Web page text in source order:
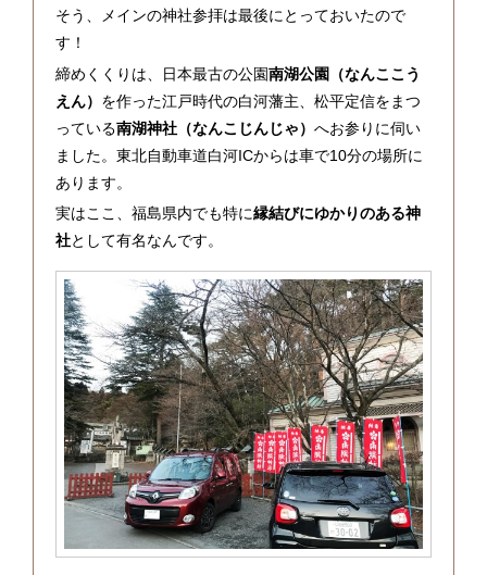
そう、メインの神社参拝は最後にとっておいたので
す！
締めくくりは、日本最古の公園南湖公園（なんここう
えん） を作った江戸時代の白河藩主、松平定信をまつ
っている南湖神社（なんこじんじゃ） へお参りに伺い
ました。東北自動車道白河ICからは車で10分の場所に
あります。
実はここ、福島県内でも特に縁結びにゆかりのある神
社として有名なんです。